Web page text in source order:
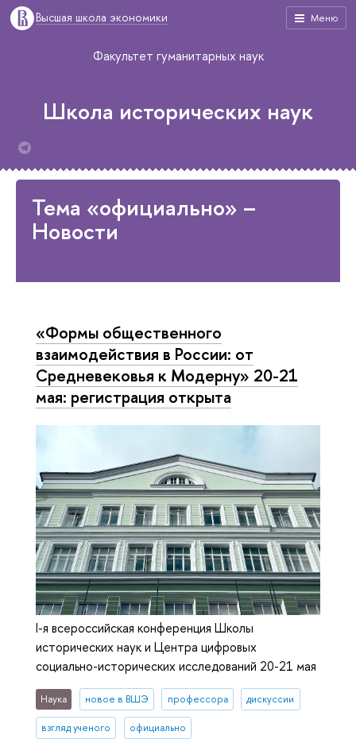
Меню
Высшая школа экономики
Факультет гуманитарных наук
Школа исторических наук
Тема «официально» –
Новости
«Формы общественного
взаимодействия в России: от
Средневековья к Модерну» 20-21
мая: регистрация открыта
I-я всероссийская конференция Школы
исторических наук и Центра цифровых
социально-исторических исследований 20-21 мая
Наука новое в ВШЭ профессора дискуссии
взгляд ученого официально